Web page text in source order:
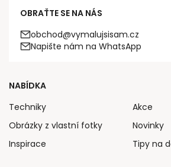
OBRAŤTE SE NA NÁS
obchod@vymalujsisam.cz
Napište nám na WhatsApp
NABÍDKA
Techniky
Obrázky z vlastní fotky
Inspirace
Akce
Novinky
Tipy na